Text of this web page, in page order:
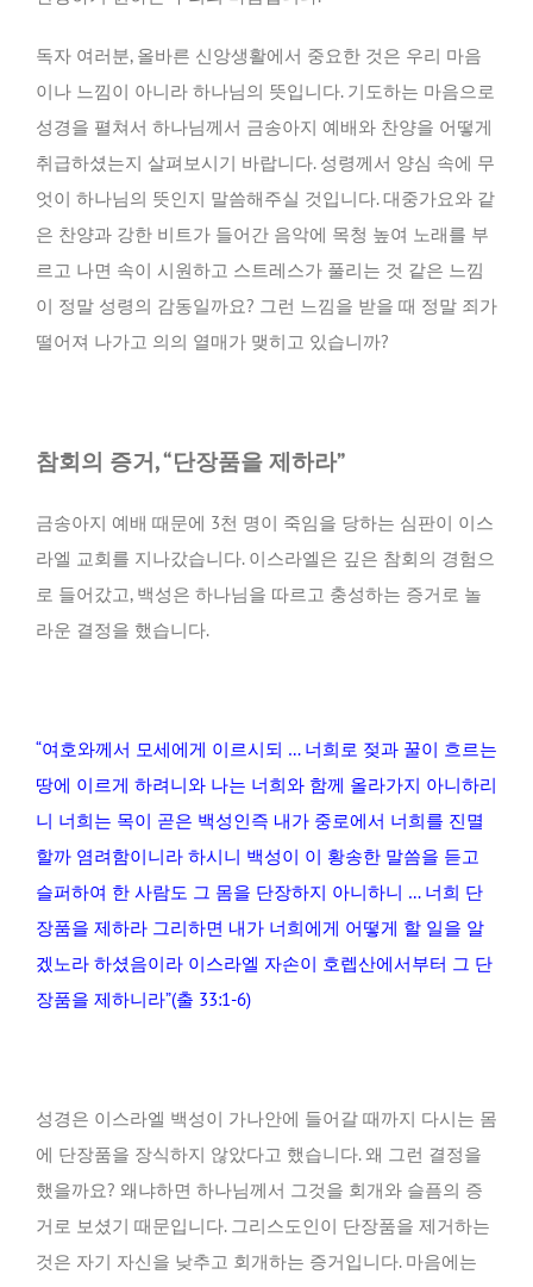
독자 여러분, 올바른 신앙생활에서 중요한 것은 우리 마음
이나 느낌이 아니라 하나님의 뜻입니다. 기도하는 마음으로
성경을 펼쳐서 하나님께서 금송아지 예배와 찬양을 어떻게
취급하셨는지 살펴보시기 바랍니다. 성령께서 양심 속에 무
엇이 하나님의 뜻인지 말씀해주실 것입니다. 대중가요와 같
은 찬양과 강한 비트가 들어간 음악에 목청 높여 노래를 부
르고 나면 속이 시원하고 스트레스가 풀리는 것 같은 느낌
이 정말 성령의 감동일까요? 그런 느낌을 받을 때 정말 죄가
떨어져 나가고 의의 열매가 맺히고 있습니까?
참회의 증거, “단장품을 제하라”
금송아지 예배 때문에 3천 명이 죽임을 당하는 심판이 이스
라엘 교회를 지나갔습니다. 이스라엘은 깊은 참회의 경험으
로 들어갔고, 백성은 하나님을 따르고 충성하는 증거로 놀
라운 결정을 했습니다.
“여호와께서 모세에게 이르시되 … 너희로 젖과 꿀이 흐르는
땅에 이르게 하려니와 나는 너희와 함께 올라가지 아니하리
니 너희는 목이 곧은 백성인즉 내가 중로에서 너희를 진멸
할까 염려함이니라 하시니 백성이 이 황송한 말씀을 듣고
슬퍼하여 한 사람도 그 몸을 단장하지 아니하니 … 너희 단
장품을 제하라 그리하면 내가 너희에게 어떻게 할 일을 알
겠노라 하셨음이라 이스라엘 자손이 호렙산에서부터 그 단
장품을 제하니라”(출 33:1-6)
성경은 이스라엘 백성이 가나안에 들어갈 때까지 다시는 몸
에 단장품을 장식하지 않았다고 했습니다. 왜 그런 결정을
했을까요? 왜냐하면 하나님께서 그것을 회개와 슬픔의 증
거로 보셨기 때문입니다. 그리스도인이 단장품을 제거하는
것은 자기 자신을 낮추고 회개하는 증거입니다. 마음에는